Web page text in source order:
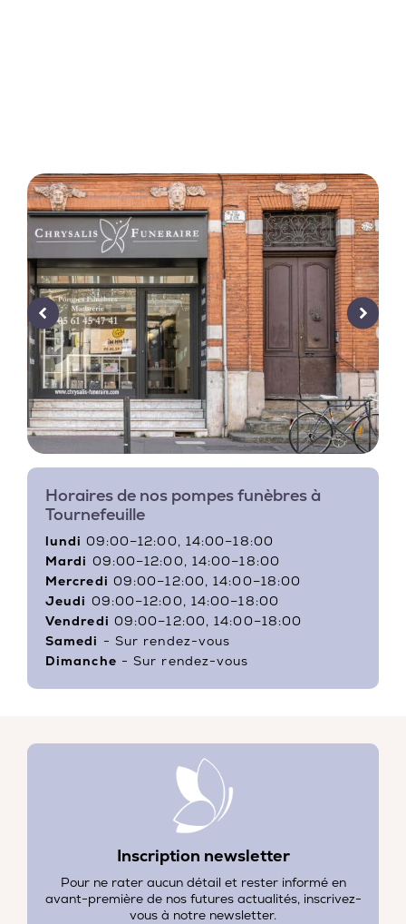
Horaires de nos pompes funèbres à
Tournefeuille
lundi 09:00–12:00, 14:00–18:00
Mardi 09:00–12:00, 14:00–18:00
Mercredi 09:00–12:00, 14:00–18:00
Jeudi 09:00–12:00, 14:00–18:00
Vendredi 09:00–12:00, 14:00–18:00
Samedi - Sur rendez-vous
Dimanche - Sur rendez-vous
Inscription newsletter
Pour ne rater aucun détail et rester informé en
avant-première de nos futures actualités, inscrivez-
vous à notre newsletter.